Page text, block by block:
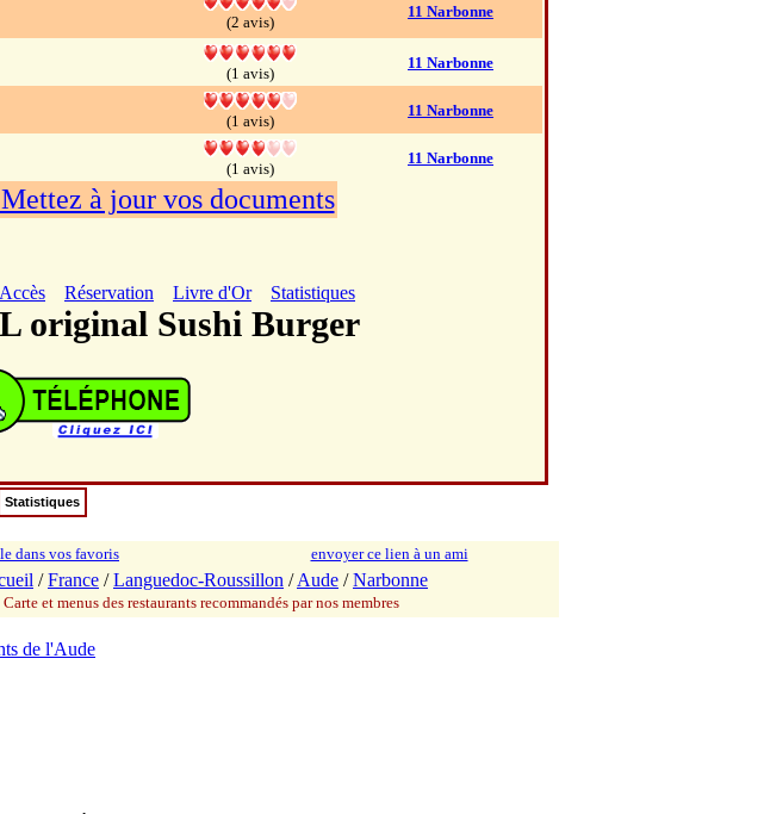
(2 avis)
11 Narbonne
(1 avis)
11 Narbonne
(1 avis)
11 Narbonne
(1 avis)
11 Narbonne
à jour vos documents
Réservation Livre d'Or Statistiques
original Sushi Burger
Statistiques
dans vos favoris envoyer ce lien à un ami
/France /Languedoc-Roussillon /Aude /Narbonne
Carte et menus des restaurants recommandés par nos membres
de l'Aude